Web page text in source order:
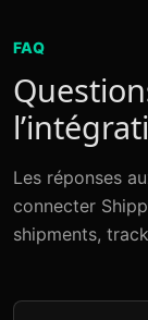
FAQ
Les réponses
connecter
shipments,